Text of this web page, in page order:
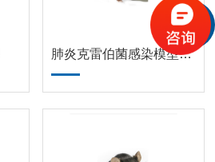
肺炎克雷伯菌感染模型构建